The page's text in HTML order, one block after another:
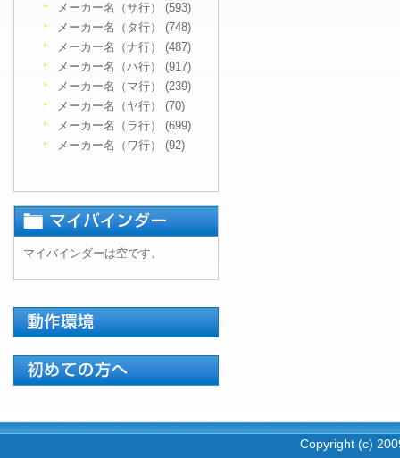
メーカー名（サ行） (593)
メーカー名（タ行） (748)
メーカー名（ナ行） (487)
メーカー名（ハ行） (917)
メーカー名（マ行） (239)
メーカー名（ヤ行） (70)
メーカー名（ラ行） (699)
メーカー名（ワ行） (92)
マイバインダーは空です。
Copyright (c)